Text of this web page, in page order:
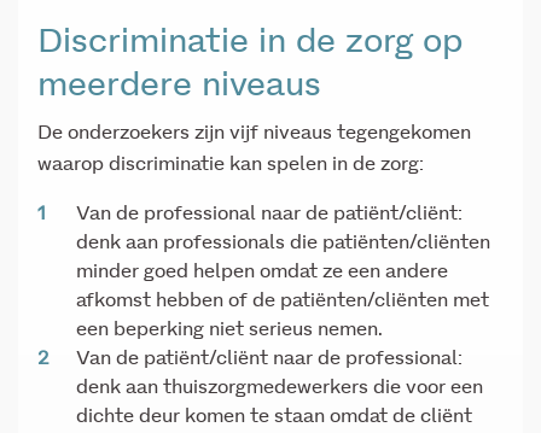
Discriminatie in de zorg op
meerdere niveaus
De onderzoekers zijn vijf niveaus tegengekomen
waarop discriminatie kan spelen in de zorg:
Van de professional naar de patiënt/cliënt:
denk aan professionals die patiënten/cliënten
minder goed helpen omdat ze een andere
afkomst hebben of de patiënten/cliënten met
een beperking niet serieus nemen.
Van de patiënt/cliënt naar de professional:
denk aan thuiszorgmedewerkers die voor een
dichte deur komen te staan omdat de cliënt